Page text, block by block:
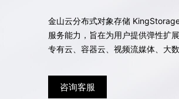
金山云分布式对象存储
服务能力，旨在为用户提供弹性扩
专有云、容器云、视频流媒体、大
咨询客服